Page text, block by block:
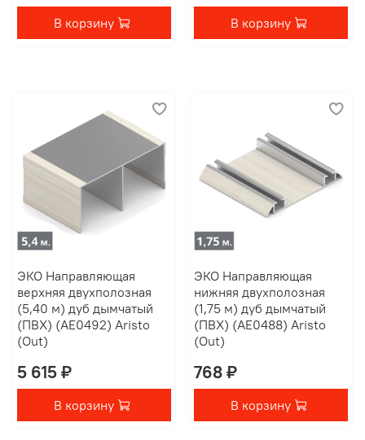
В корзину В корзину
ЭКО Направляющая
верхняя двухполозная
(5,40 м) дуб дымчатый
(ПВХ) (AE0492) Aristo
(Out)
5 615 ₽
В корзину
ЭКО Направляющая
нижняя двухполозная
(1,75 м) дуб дымчатый
(ПВХ) (AE0488) Aristo
(Out)
768 ₽
В корзину